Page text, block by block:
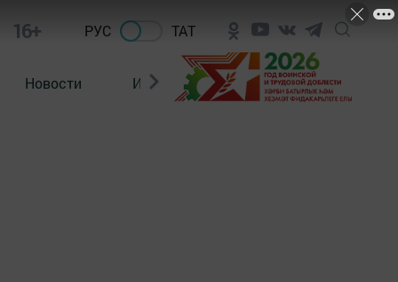
16+ РУС ТАТ
Новости Из зала суда